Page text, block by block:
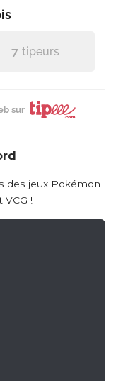
7 tipeurs
sur
des jeux Pokémon
VCG !